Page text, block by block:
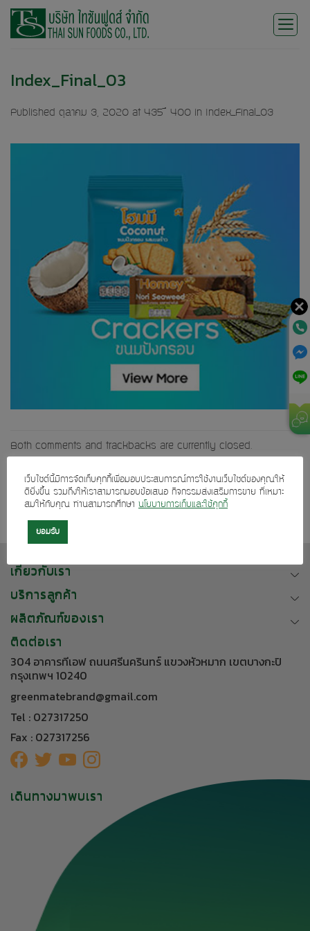
Skip
Index_Final_03
Published ตุลาคม 3, 2020 at 435 × 400 in Index_Final_03
Both comments and trackbacks are currently closed.
Previous
Next→
เกี่ยวกับเรา
บริการลูกค้า
ผลิตภัณฑ์ของเรา
ติดต่อเรา
304 อาคารทีเอฟ ถนนศรีนครินทร์ แขวงหัวหมาก เขตบางกะปิ
กรุงเทพฯ 10240
greenmatebrand@gmail.com
Tel : 027317250
Fax : 027317256
เดินทางมาพบเรา
เว็บไซต์นี้มีการจัดเก็บคุกกี้เพื่อมอบประสบการณ์การใช้งานเว็บไซต์ของคุณให้
ดียิ่งขึ้น รวมถึงให้เราสามารถมอบข้อเสนอ กิจกรรมส่งเสริมการขาย ที่เหมาะ
สมให้กับคุณ ท่านสามารถศึกษา นโยบายการเก็บและใช้คุกกี้
ยอมรับ